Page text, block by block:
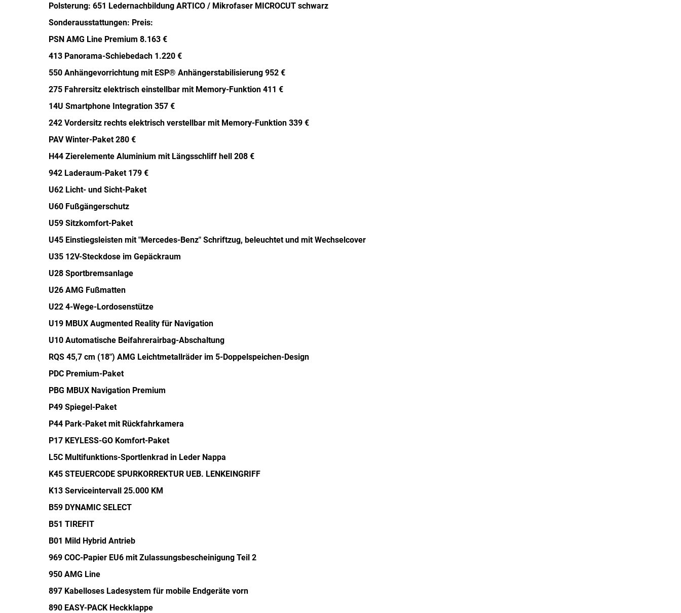
Polsterung: 651 Ledernachbildung ARTICO / Mikrofaser MICROCUT schwarz
Sonderausstattungen: Preis:
PSN AMG Line Premium 8.163 €
413 Panorama-Schiebedach 1.220 €
550 Anhängevorrichtung mit ESP® Anhängerstabilisierung 952 €
275 Fahrersitz elektrisch einstellbar mit Memory-Funktion 411 €
14U Smartphone Integration 357 €
242 Vordersitz rechts elektrisch verstellbar mit Memory-Funktion 339 €
PAV Winter-Paket 280 €
H44 Zierelemente Aluminium mit Längsschliff hell 208 €
942 Laderaum-Paket 179 €
U62 Licht- und Sicht-Paket
U60 Fußgängerschutz
U59 Sitzkomfort-Paket
U45 Einstiegsleisten mit "Mercedes-Benz" Schriftzug, beleuchtet und mit Wechselcover
U35 12V-Steckdose im Gepäckraum
U28 Sportbremsanlage
U26 AMG Fußmatten
U22 4-Wege-Lordosenstütze
U19 MBUX Augmented Reality für Navigation
U10 Automatische Beifahrerairbag-Abschaltung
RQS 45,7 cm (18") AMG Leichtmetallräder im 5-Doppelspeichen-Design
PDC Premium-Paket
PBG MBUX Navigation Premium
P49 Spiegel-Paket
P44 Park-Paket mit Rückfahrkamera
P17 KEYLESS-GO Komfort-Paket
L5C Multifunktions-Sportlenkrad in Leder Nappa
K45 STEUERCODE SPURKORREKTUR UEB. LENKEINGRIFF
K13 Serviceintervall 25.000 KM
B59 DYNAMIC SELECT
B51 TIREFIT
B01 Mild Hybrid Antrieb
969 COC-Papier EU6 mit Zulassungsbescheinigung Teil 2
950 AMG Line
897 Kabelloses Ladesystem für mobile Endgeräte vorn
890 EASY-PACK Heckklappe